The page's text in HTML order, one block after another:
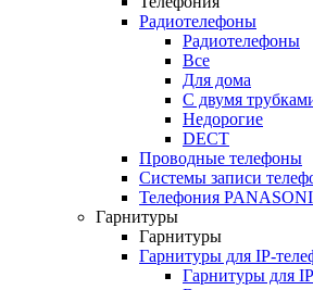
Радиотелефоны
Радиотелефоны
Все
Для дома
С двумя
Недорогие
DECT
Проводные телефоны
Системы записи
Телефония
Гарнитуры
Гарнитуры
Гарнитуры для IP-
Гарнитуры для